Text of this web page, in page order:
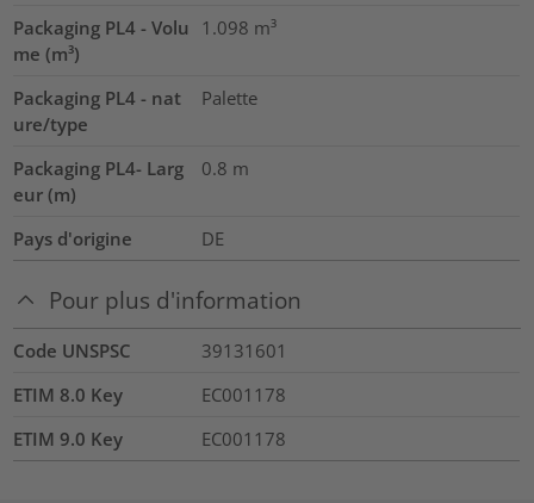
Packaging PL4 - Volu
me (m³)
1.098 m³
Packaging PL4 - nat
ure/type
Palette
Packaging PL4- Larg
eur (m)
0.8 m
Pays d'origine DE
Pour plus d'information
Code UNSPSC
39131601
ETIM 8.0 Key
EC001178
ETIM 9.0 Key
EC001178